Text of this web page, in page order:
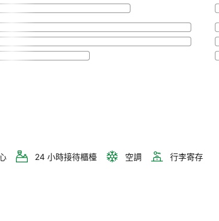
24 小時接待櫃檯 空調 行李寄存